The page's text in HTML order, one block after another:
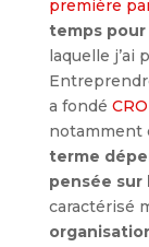
première
temps
laquelle j’ai
a fondé
notamment
terme
pensée sur
caractérisé